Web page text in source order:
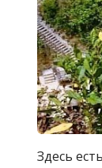
Здесь